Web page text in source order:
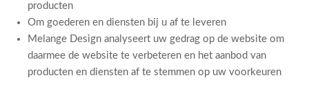
producten
Om goederen en diensten bij u af te leveren
Melange Design analyseert uw gedrag op de website om
daarmee de website te verbeteren en het aanbod van
producten en diensten af te stemmen op uw voorkeuren